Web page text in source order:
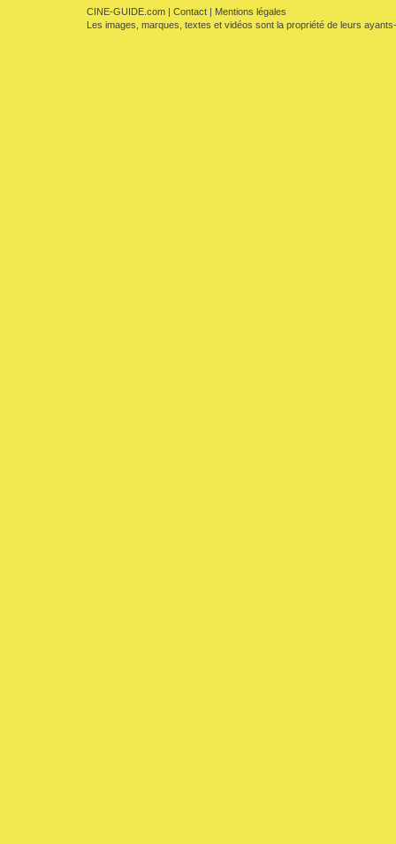
CINE-GUIDE.com | Contact | Mentions légales
Les images, marques, textes et vidéos sont la propriété de leurs